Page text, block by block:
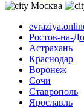
Москва
Ростов-на-
Астрахань
Краснодар
Воронеж
Сочи
Ставрополь
Ярославль